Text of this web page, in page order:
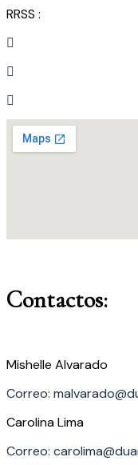
RRSS :
Contactos:
Mishelle Alvarado
Correo:
Carolina Lima
Correo: